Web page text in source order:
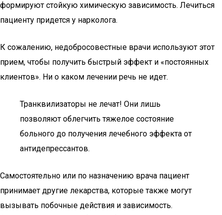
формируют стойкую химическую зависимость. Лечиться
пациенту придется у нарколога.
К сожалению, недобросовестные врачи используют этот
прием, чтобы получить быстрый эффект и «постоянных
клиентов». Ни о каком лечении речь не идет.
Транквилизаторы не лечат! Они лишь
позволяют облегчить тяжелое состояние
больного до получения лечебного эффекта от
антидепрессантов.
Самостоятельно или по назначению врача пациент
принимает другие лекарства, которые также могут
вызывать побочные действия и зависимость.